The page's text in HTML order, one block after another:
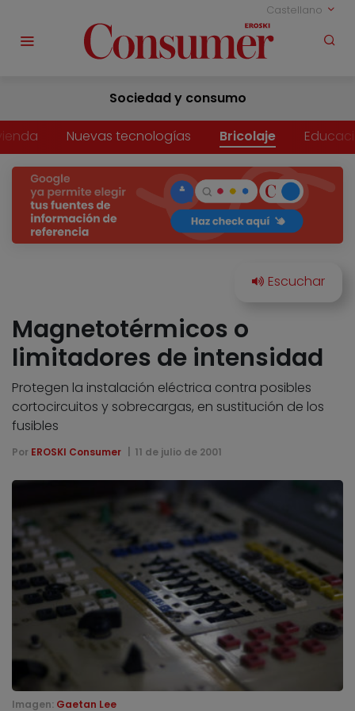
Castellano
Sociedad y consumo
Nuevas tecnologías Bricolaje
Magnetotérmicos o
limitadores de intensidad
Protegen la instalación eléctrica contra posibles
cortocircuitos y sobrecargas, en sustitución de los
fusibles
Por EROSKI Consumer 11 de julio de 2001
Imagen: Gaetan Lee